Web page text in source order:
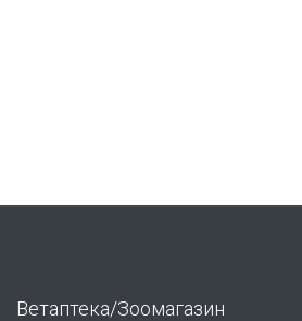
Ветаптека/Зоомагазин